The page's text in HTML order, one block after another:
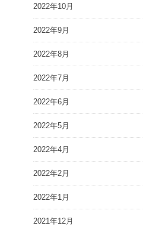
2022年10月
2022年9月
2022年8月
2022年7月
2022年6月
2022年5月
2022年4月
2022年2月
2022年1月
2021年12月